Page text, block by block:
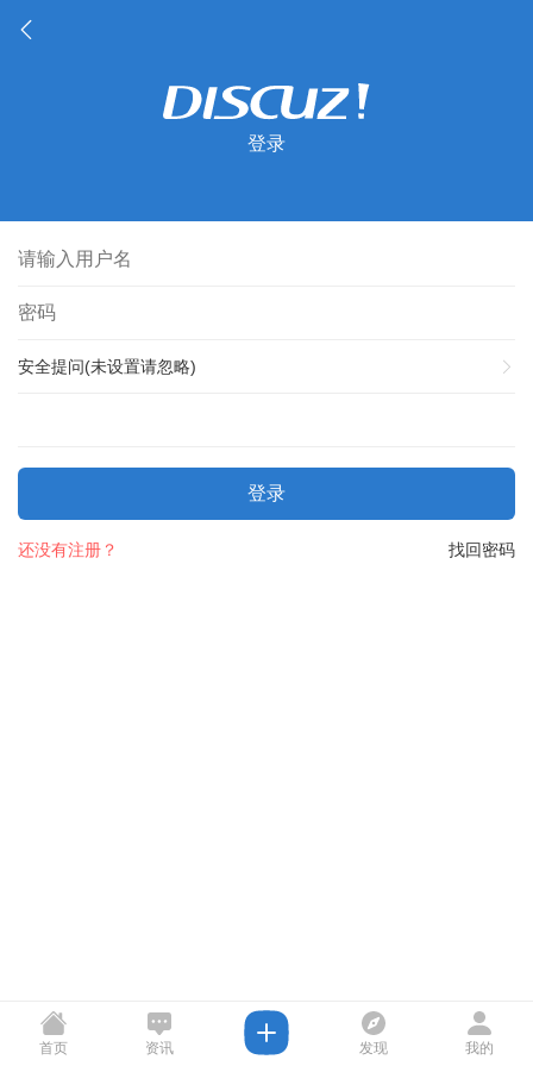
登录
安全提问(未设置请忽略)
登录
找回密码
还没有注册？
首页 资讯 发现 我的